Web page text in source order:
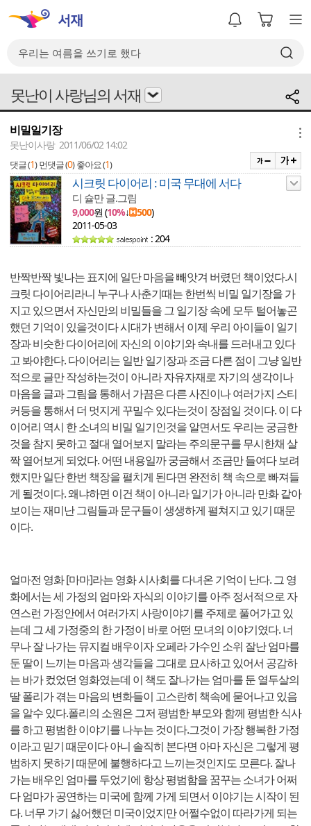
못난이 사랑님의 서재
비밀일기장
못난이사랑 2011/06/02 14:02
댓글 (1) 먼댓글 (0) 좋아요 (1)
시크릿 다이어리 : 미국 무대에 서다
디 슐만 글.그림
9,000원 (10%↓ 500)
2011-05-03
: 204
반짝반짝 빛나는 표지에 일단 마음을 빼앗겨 버렸던 책이었다.시
크릿 다이어리라니 누구나 사춘기때는 한번씩 비밀 일기장을 가
지고 있으면서 자신만의 비밀들을 그 일기장 속에 모두 털어놓곤
했던 기억이 있을것이다 시대가 변해서 이제 우리 아이들이 일기
장과 비슷한 다이어리에 자신의 이야기와 속내를 드러내고 있다
고 봐야한다. 다이어리는 일반 일기장과 조금 다른 점이 그냥 일반
적으로 글만 작성하는것이 아니라 자유자재로 자기의 생각이나
마음을 글과 그림을 통해서 가끔은 다른 사진이나 여러가지 스티
커등을 통해서 더 멋지게 꾸밀수 있다는것이 장점일 것이다. 이 다
이어리 역시 한 소녀의 비밀 일기인것을 알면서도 우리는 궁금한
것을 참지 못하고 절대 열어보지 말라는 주의문구를 무시한채 살
짝 열어보게 되었다. 어떤 내용일까 궁금해서 조금만 들여다 보려
했지만 일단 한번 책장을 펼치게 된다면 완전히 책 속으로 빠져들
게 될것이다. 왜냐하면 이건 책이 아니라 일기가 아니라 만화 같아
보이는 재미난 그림들과 문구들이 생생하게 펼쳐지고 있기 때문
이다.
얼마전 영화 [마마]라는 영화 시사회를 다녀온 기억이 난다. 그 영
화에서는 세 가정의 엄마와 자식의 이야기를 아주 정서적으로 자
연스런 가정안에서 여러가지 사랑이야기를 주제로 풀어가고 있
는데 그 세 가정중의 한 가정이 바로 어떤 모녀의 이야기였다. 너
무나 잘 나가는 뮤지컬 배우이자 오페라 가수인 소위 잘난 엄마를
둔 딸이 느끼는 마음과 생각들을 그대로 묘사하고 있어서 공감하
는 바가 컸었던 영화였는데 이 책도 잘나가는 엄마를 둔 열두살의
딸 폴리가 겪는 마음의 변화들이 고스란히 책속에 묻어나고 있음
을 알수 있다.폴리의 소원은 그저 평범한 부모와 함께 평범한 식사
를 하고 평범한 이야기를 나누는 것이다.그것이 가장 행복한 가정
이라고 믿기 때문이다 아니 솔직히 본다면 아마 자신은 그렇게 평
범하지 못하기 때문에 불행하다고 느끼는것인지도 모른다. 잘나
가는 배우인 엄마를 두었기에 항상 평범함을 꿈꾸는 소녀가 어쩌
다 엄마가 공연하는 미국에 함께 가게 되면서 이야기는 시작이 된
다. 너무 가기 싫어했던 미국이었지만 어쩔수없이 따라가게 되는